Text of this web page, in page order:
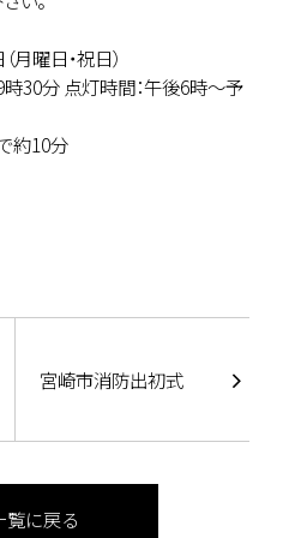
曜日・祝日）
30分 点灯時間：午後6時～予
約10分
宮崎市消防出初式
に戻る